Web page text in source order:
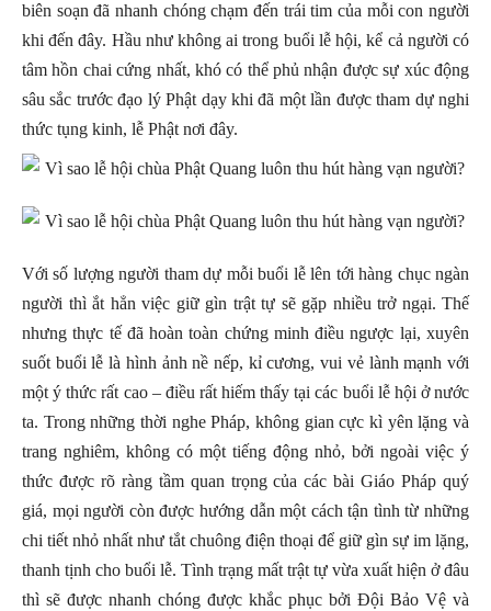
biên soạn đã nhanh chóng chạm đến trái tim của mỗi con người
khi đến đây. Hầu như không ai trong buổi lễ hội, kể cả người có
tâm hồn chai cứng nhất, khó có thể phủ nhận được sự xúc động
sâu sắc trước đạo lý Phật dạy khi đã một lần được tham dự nghi
thức tụng kinh, lễ Phật nơi đây.
Với số lượng người tham dự mỗi buổi lễ lên tới hàng chục ngàn
người thì ắt hẳn việc giữ gìn trật tự sẽ gặp nhiều trở ngại. Thế
nhưng thực tế đã hoàn toàn chứng minh điều ngược lại, xuyên
suốt buổi lễ là hình ảnh nề nếp, kỉ cương, vui vẻ lành mạnh với
một ý thức rất cao – điều rất hiếm thấy tại các buổi lễ hội ở nước
ta. Trong những thời nghe Pháp, không gian cực kì yên lặng và
trang nghiêm, không có một tiếng động nhỏ, bởi ngoài việc ý
thức được rõ ràng tầm quan trọng của các bài Giáo Pháp quý
giá, mọi người còn được hướng dẫn một cách tận tình từ những
chi tiết nhỏ nhất như tắt chuông điện thoại để giữ gìn sự im lặng,
thanh tịnh cho buổi lễ. Tình trạng mất trật tự vừa xuất hiện ở đâu
thì sẽ được nhanh chóng được khắc phục bởi Đội Bảo Vệ và